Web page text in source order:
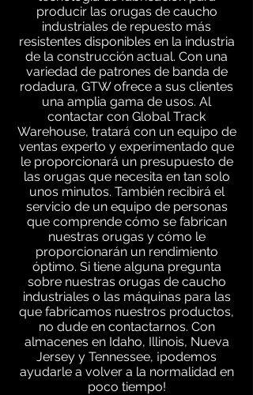
producir las orugas de caucho
industriales de repuesto más
resistentes disponibles en la industria
de la construcción actual. Con una
variedad de patrones de banda de
rodadura, GTW ofrece a sus clientes
una amplia gama de usos. Al
contactar con Global Track
Warehouse, tratará con un equipo de
ventas experto y experimentado que
le proporcionará un presupuesto de
las orugas que necesita en tan solo
unos minutos. También recibirá el
servicio de un equipo de personas
que comprende cómo se fabrican
nuestras orugas y cómo le
proporcionarán un rendimiento
óptimo. Si tiene alguna pregunta
sobre nuestras orugas de caucho
industriales o las máquinas para las
que fabricamos nuestros productos,
no dude en contactarnos. Con
almacenes en Idaho, Illinois, Nueva
Jersey y Tennessee, ¡podemos
ayudarle a volver a la normalidad en
poco tiempo!